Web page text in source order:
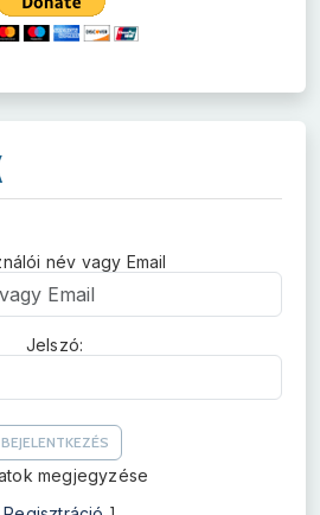
név vagy Email
Felhasználói név vagy Email
Jelszó:
Jelszó
megjegyzése